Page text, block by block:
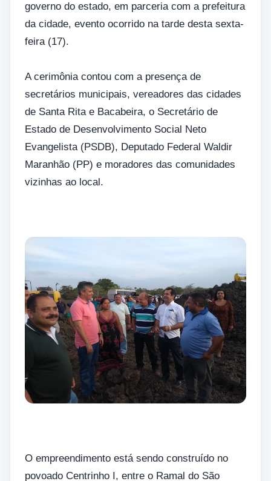
governo do estado, em parceria com a prefeitura
da cidade, evento ocorrido na tarde desta sexta-
feira (17).
A cerimônia contou com a presença de
secretários municipais, vereadores das cidades
de Santa Rita e Bacabeira, o Secretário de
Estado de Desenvolvimento Social Neto
Evangelista (PSDB), Deputado Federal Waldir
Maranhão (PP) e moradores das comunidades
vizinhas ao local.
O empreendimento está sendo construído no
povoado Centrinho I, entre o Ramal do São